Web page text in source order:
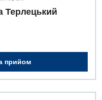
Терлецький
прийом